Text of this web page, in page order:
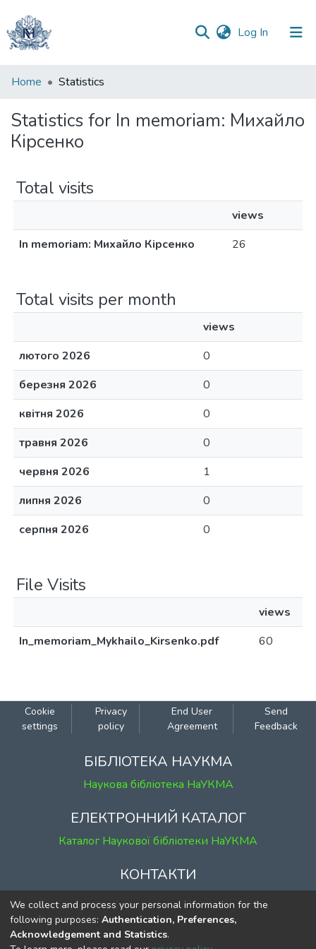
Log In (current)
Communities
Collections
All of DSpace
Home Statistics
Statistics for In memoriam: Михайло
Кірсенко
Total visits
views
In memoriam: Михайло Кірсенко
26
Total visits per month
views
лютого 2026
0
березня 2026
0
квітня 2026
0
травня 2026
0
червня 2026
1
липня 2026
0
серпня 2026
0
File Visits
views
In_memoriam_Mykhailo_Kirsenko.pdf
60
Cookie
settings
Privacy
policy
End User
Agreement
Send
Feedback
БІБЛІОТЕКА НАУКМА
Наукова бібліотека НаУКМА
ЕЛЕКТРОННИЙ КАТАЛОГ
Каталог Наукової бібліотеки НаУКМА
КОНТАКТИ
м. Київ, вул. Григорія Сковороди, 2
к. 1, к. 120
тел. (044) 463-69-31
We collect and process your personal information for the
following purposes: Authentication, Preferences,
Acknowledgement and Statistics.